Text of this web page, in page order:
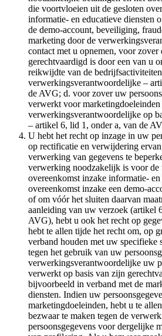
die voortvloeien uit de gesloten
informatie- en educatieve diensten
de demo-account, beveiliging,
marketing door de
contact met u opnemen, voor zover
gerechtvaardigd is door een van u
reikwijdte van de
verwerkingsverantwoordelijke –
de AVG; d. voor zover uw
verwerkt voor marketingdoeleinden
verwerkingsverantwoordelijke op
– artikel 6, lid 1, onder a, van de
U hebt het recht op inzage in uw
op rectificatie en verwijdering
verwerking van gegevens te
verwerking noodzakelijk is voor de
overeenkomst inzake informatie-
overeenkomst inzake een demo-
of om vóór het sluiten daarvan
aanleiding van uw verzoek (artikel
AVG), hebt u ook het recht op
hebt te allen tijde het recht om, op
verband houden met uw specifieke
tegen het gebruik van uw
verwerkingsverantwoordelijke uw
verwerkt op basis van zijn
bijvoorbeeld in verband met de
diensten. Indien uw
marketingdoeleinden, hebt u te
bezwaar te maken tegen de
persoonsgegevens voor dergelijke